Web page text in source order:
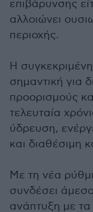
επιβάρυνσης
αλλοιώνει
περιοχής.
Η
σημαντική για
προορισμούς
τελευταία
ύδρευση,
και διαθέσιμη
Με τη νέα
συνδέσει άμεσα
ανάπτυξη με